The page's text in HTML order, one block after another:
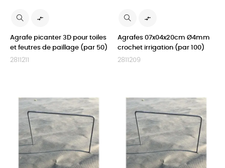

Agrafe picanter 3D pour toiles
et feutres de paillage (par 50)
2811211

Agrafes 07x04x20cm Ø4mm
crochet irrigation (par 100)
2811209